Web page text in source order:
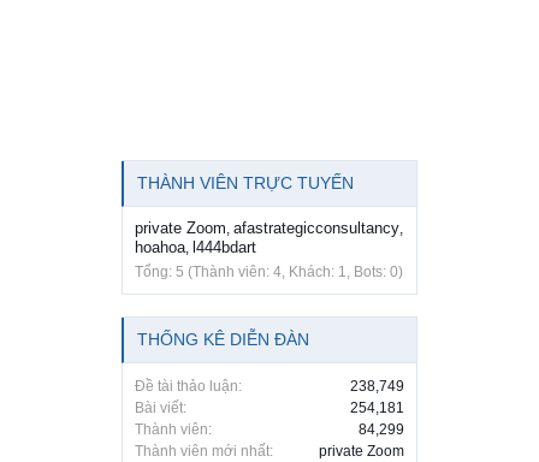
THÀNH VIÊN TRỰC TUYẾN
private Zoom, afastrategicconsultancy,
hoahoa, l444bdart
Tổng: 5 (Thành viên: 4, Khách: 1, Bots: 0)
THỐNG KÊ DIỄN ĐÀN
Đề tài thảo luận:
238,749
Bài viết:
254,181
Thành viên:
84,299
Thành viên mới nhất:
private Zoom